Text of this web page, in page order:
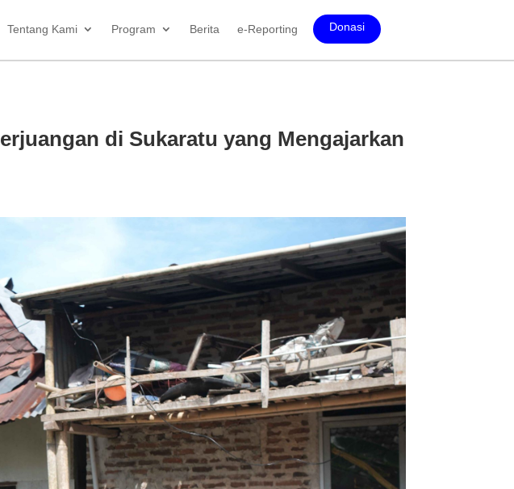
Tentang Kami Program Berita e-Reporting Donasi
di Sukaratu yang Mengajarkan